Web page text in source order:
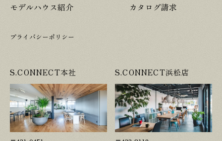
モデルハウス紹介
カタログ請求
プライバシーポリシー
S.CONNECT本社 S.CONNECT浜松店